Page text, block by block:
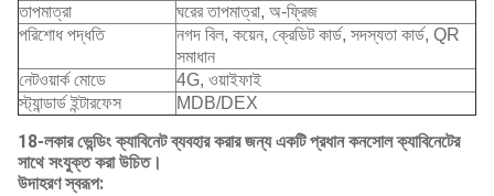
তাপমাত্রা
ঘরের তাপমাত্রা, অ-ফ্রিজ
পরিশোধ পদ্ধতি
নগদ বিল, কয়েন, ক্রেডিট কার্ড, সদস্যতা কার্ড, QR
সমাধান
নেটওয়ার্ক মোডে
4G, ওয়াইফাই
স্ট্যান্ডার্ড ইন্টারফেস
MDB/DEX
18-লকার ভেন্ডিং ক্যাবিনেট ব্যবহার করার জন্য একটি প্রধান কনসোল ক্যাবিনেটের
সাথে সংযুক্ত করা উচিত।
উদাহরণ স্বরূপ: